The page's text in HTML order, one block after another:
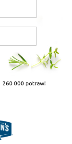
260 000 potraw!